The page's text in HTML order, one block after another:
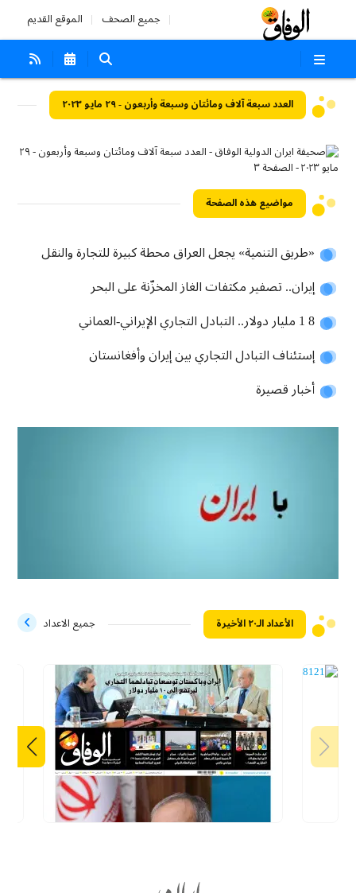
جميع الصحف الموقع القديم
العدد سبعة آلاف ومائتان وسبعة وأربعون - ٢٩ مايو ٢٠٢٣
مواضيع هذه الصفحة
«طريق التنمية» يجعل العراق محطة كبيرة للتجارة والنقل
إيران.. تصفير مكثفات الغاز المخزّنة على البحر
8 1 مليار دولار.. التبادل التجاري الإيراني-العماني
إستئناف التبادل التجاري بين إيران وأفغانستان
أخبار قصيرة
الأعداد الـ۲۰ الأخيرة جميع الاعداد